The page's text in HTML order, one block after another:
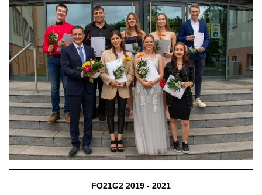
FO21G2 2019 - 2021